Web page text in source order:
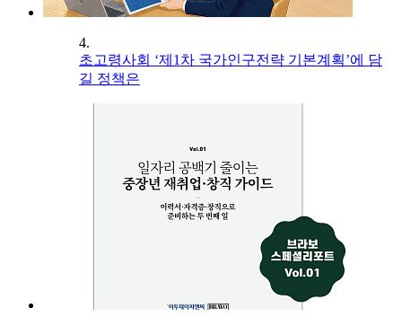
4.
초고령사회 ‘제1차 국가인구전략 기본계획’에 담
길 정책은